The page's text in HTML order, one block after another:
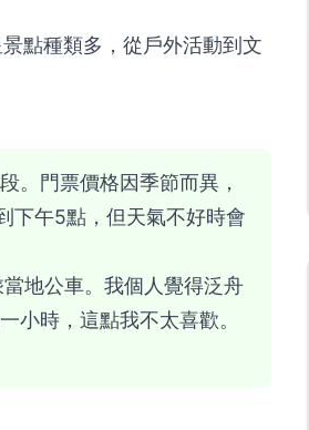
點種類多，從戶外活動到文
。門票價格因季節而異，
下午5點，但天氣不好時會
地公車。我個人覺得泛舟
小時，這點我不太喜歡。